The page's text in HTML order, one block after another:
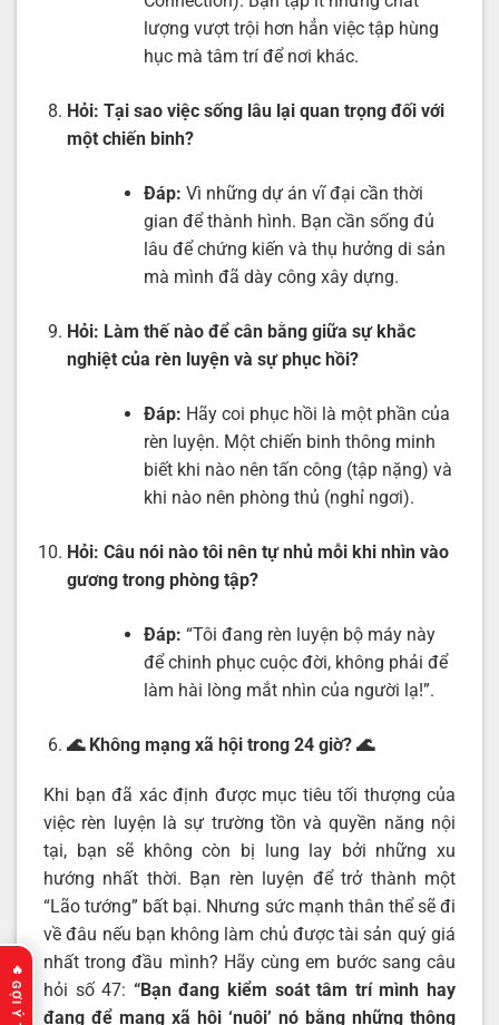
lượng vượt trội hơn hẳn việc tập hùng
hục mà tâm trí để nơi khác.
Hỏi: Tại sao việc sống lâu lại quan trọng đối với
một chiến binh?
Đáp: Vì những dự án vĩ đại cần thời
gian để thành hình. Bạn cần sống đủ
lâu để chứng kiến và thụ hưởng di sản
mà mình đã dày công xây dựng.
Hỏi: Làm thế nào để cân bằng giữa sự khắc
nghiệt của rèn luyện và sự phục hồi?
Đáp: Hãy coi phục hồi là một phần của
rèn luyện. Một chiến binh thông minh
biết khi nào nên tấn công (tập nặng) và
khi nào nên phòng thủ (nghỉ ngơi).
Hỏi: Câu nói nào tôi nên tự nhủ mỗi khi nhìn vào
gương trong phòng tập?
Đáp: “Tôi đang rèn luyện bộ máy này
để chinh phục cuộc đời, không phải để
làm hài lòng mắt nhìn của người lạ!”.
🌊 Không mạng xã hội trong 24 giờ? 🌊
Khi bạn đã xác định được mục tiêu tối thượng của
việc rèn luyện là sự trường tồn và quyền năng nội
tại, bạn sẽ không còn bị lung lay bởi những xu
hướng nhất thời. Bạn rèn luyện để trở thành một
“Lão tướng” bất bại. Nhưng sức mạnh thân thể sẽ đi
về đâu nếu bạn không làm chủ được tài sản quý giá
nhất trong đầu mình? Hãy cùng em bước sang câu
hỏi số 47: “Bạn đang kiểm soát tâm trí mình hay
đang để mạng xã hội ‘nuôi’ nó bằng những thông